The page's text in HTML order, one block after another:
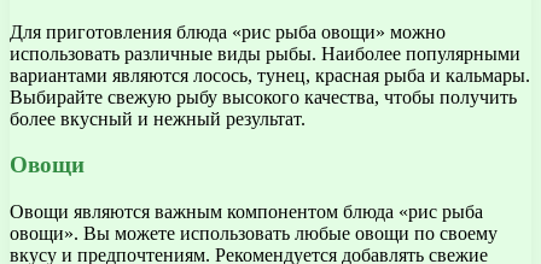
Для приготовления блюда «рис рыба овощи» можно
использовать различные виды рыбы. Наиболее популярными
вариантами являются лосось, тунец, красная рыба и кальмары.
Выбирайте свежую рыбу высокого качества, чтобы получить
более вкусный и нежный результат.
Овощи
Овощи являются важным компонентом блюда «рис рыба
овощи». Вы можете использовать любые овощи по своему
вкусу и предпочтениям. Рекомендуется добавлять свежие